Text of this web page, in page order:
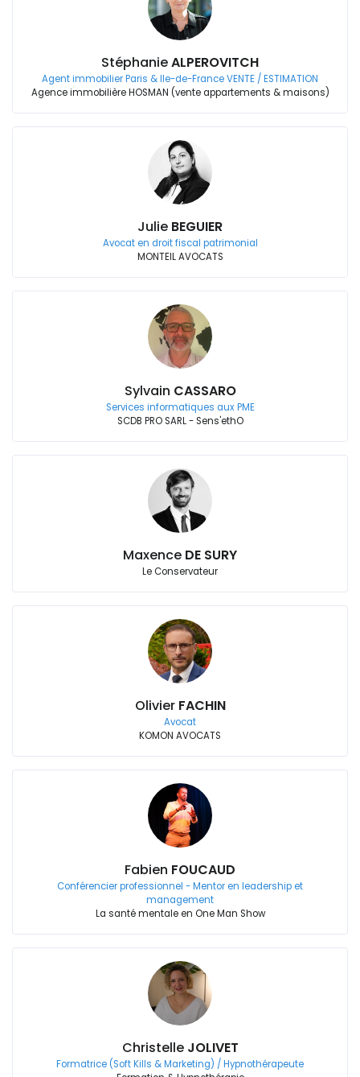
StéphanieALPEROVITCH
Agent immobilier Paris & Ile-de-France VENTE / ESTIMATION
Agence immobilière HOSMAN (vente appartements & maisons)
Julie BEGUIER
Avocat en droit fiscal patrimonial
MONTEIL AVOCATS
Sylvain CASSARO
Services informatiques aux PME
SCDB PRO SARL - Sens'ethO
Maxence DE SURY
Le Conservateur
Olivier FACHIN
Avocat
KOMON AVOCATS
Fabien FOUCAUD
Conférencier professionnel - Mentor en leadership et
management
La santé mentale en One Man Show
Christelle JOLIVET
Formatrice (Soft Kills & Marketing) / Hypnothérapeute